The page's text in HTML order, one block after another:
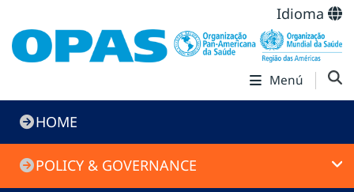
Idioma
Menú
Immunization
Toolkit
HOME
POLICY & GOVERNANCE